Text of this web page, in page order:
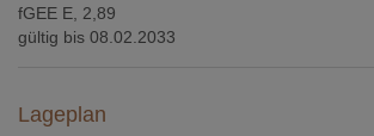
fGEE E, 2,89
gültig bis 08.02.2033
Lageplan